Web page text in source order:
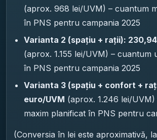
(aprox. 968 lei/UVM) – cuantum
în PNS pentru campania 2025
Varianta 2 (spațiu + rații):
(aprox. 1.155 lei/UVM) – cuantum
în PNS pentru campania 2025
Varianta 3 (spațiu + confort +
euro/UVM (aprox. 1.246 lei/
maxim planificat în PNS pentru
(Conversia în lei este aproximativă,